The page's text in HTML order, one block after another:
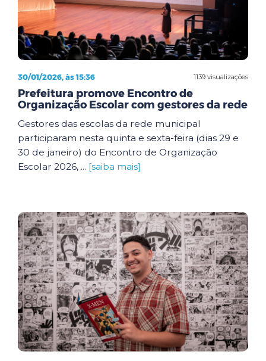
1139 visualizações
30/01/2026, às 15:36
Prefeitura promove Encontro de
Organização Escolar com gestores da rede
Gestores das escolas da rede municipal
participaram nesta quinta e sexta-feira (dias 29 e
30 de janeiro) do Encontro de Organização
Escolar 2026, ... [saiba mais]